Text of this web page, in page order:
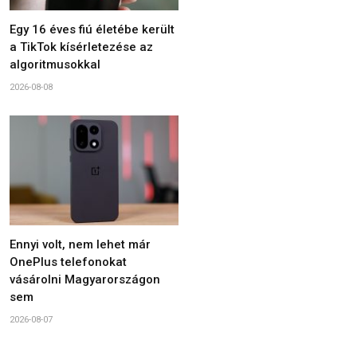
Egy 16 éves fiú életébe került
a TikTok kísérletezése az
algoritmusokkal
2026-08-08
Ennyi volt, nem lehet már
OnePlus telefonokat
vásárolni Magyarországon
sem
2026-08-07